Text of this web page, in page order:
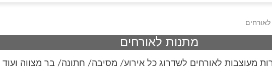
מתנות לאורחים
מעוצבות לאורחים לשדרוג כל אירוע/ מסיבה/ חתונה/ בר מצווה ועוד